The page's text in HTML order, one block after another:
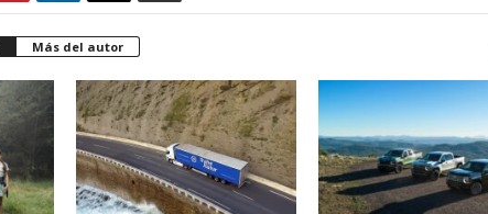
Más del autor